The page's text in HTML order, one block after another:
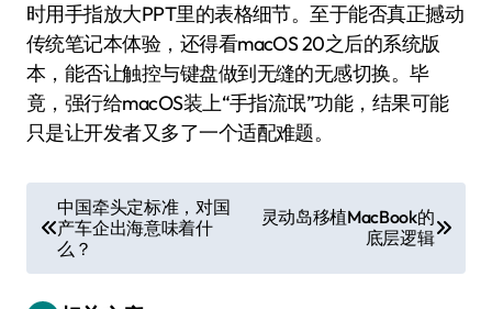
时用手指放大PPT里的表格细节。至于能否真正撼动
传统笔记本体验，还得看macOS 20之后的系统版
本，能否让触控与键盘做到无缝的无感切换。毕
竟，强行给macOS装上“手指流氓”功能，结果可能
只是让开发者又多了一个适配难题。
章
导
中国牵头定标准，对国
产车企出海意味着什
么？
灵动岛移植MacBook的
底层逻辑